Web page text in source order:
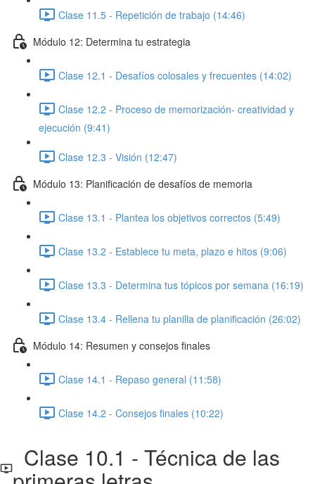
Clase 11.5 - Repetición de trabajo (14:46)
Módulo 12: Determina tu estrategia
Clase 12.1 - Desafíos colosales y frecuentes (14:02)
Clase 12.2 - Proceso de memorización- creatividad y
ejecución (9:41)
Clase 12.3 - Visión (12:47)
Módulo 13: Planificación de desafíos de memoria
Clase 13.1 - Plantea los objetivos correctos (5:49)
Clase 13.2 - Establece tu meta, plazo e hitos (9:06)
Clase 13.3 - Determina tus tópicos por semana (16:19)
Clase 13.4 - Rellena tu planilla de planificación (26:02)
Módulo 14: Resumen y consejos finales
Clase 14.1 - Repaso general (11:58)
Clase 14.2 - Consejos finales (10:22)
Clase 10.1 - Técnica de las